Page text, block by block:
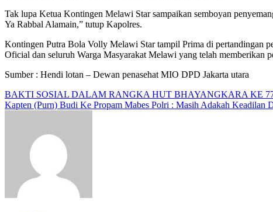
Tak lupa Ketua Kontingen Melawi Star sampaikan semboyan
Ya Rabbal Alamain,” tutup Kapolres.
Kontingen Putra Bola Volly Melawi Star tampil Prima di pertandingan
Oficial dan seluruh Warga Masyarakat Melawi yang telah memberikan
Sumber : Hendi lotan – Dewan penasehat MIO DPD Jakarta utara
Navigasi
pos
BAKTI SOSIAL DALAM RANGKA HUT BHAYANGKARA KE
Kapten (Purn) Budi Ke Propam Mabes Polri : Masih Adakah Keadilan